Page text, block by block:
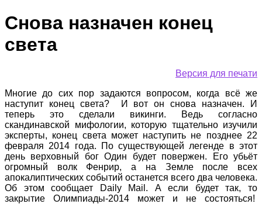
Снова назначен конец
света
Версия для печати
Многие до сих пор задаются вопросом, когда всё же
наступит конец света? И вот он снова назначен. И
теперь это сделали викинги. Ведь согласно
скандинавской мифологии, которую тщательно изучили
эксперты, конец света может наступить не позднее 22
февраля 2014 года. По существующей легенде в этот
день верховный бог Один будет повержен. Его убьёт
огромный волк Фенрир, а на Земле после всех
апокалиптических событий останется всего два человека.
Об этом сообщает Daily Mail. А если будет так, то
закрытие Олимпиады-2014 может и не состояться!